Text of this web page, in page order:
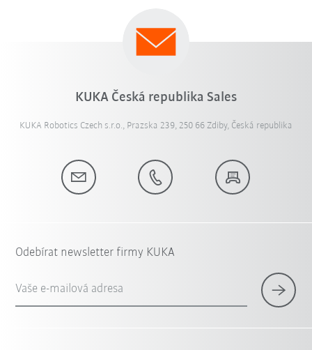
KUKA Česká republika Sales
KUKA Robotics Czech s.r.o., Prazska 239, 250 66 Zdiby, Česká republika
Odebírat newsletter firmy KUKA
Vaše e-mailová adresa